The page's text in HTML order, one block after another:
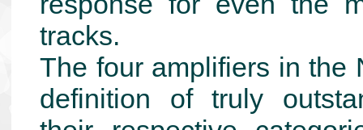
tracks.
The four amplifiers in the
definition of truly